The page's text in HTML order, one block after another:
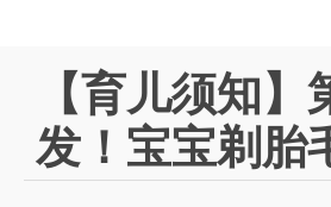
【育儿须知
发！宝宝剃胎